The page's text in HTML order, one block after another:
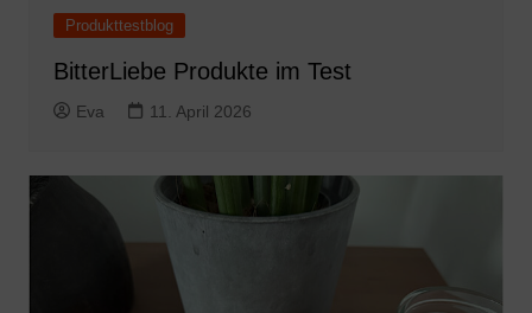
Produkttestblog
BitterLiebe Produkte im Test
Eva 11. April 2026